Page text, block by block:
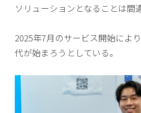
ソリューションとなることは間
2025年7月のサービス開始によ
代が始まろうとしている。